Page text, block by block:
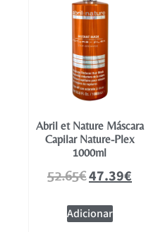
Abril et Nature Máscara
Capilar Nature-Plex
1000ml
52.65€47.39€
Adicionar